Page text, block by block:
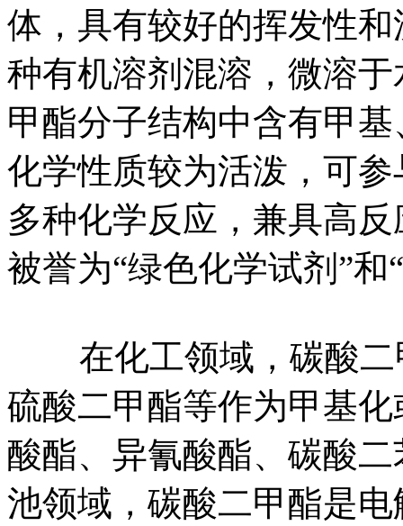
体，具有较好的挥发性
种有机溶剂混溶，微溶
甲酯分子结构中含有甲
化学性质较为活泼，可
多种化学反应，兼具高
被誉为“绿色化学试剂”和
在化工领域，碳酸二
硫酸二甲酯等作为甲基
酸酯、异氰酸酯、碳酸
池领域，碳酸二甲酯是